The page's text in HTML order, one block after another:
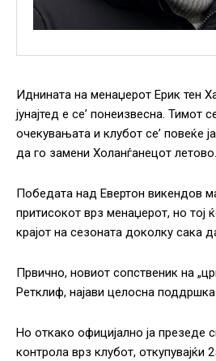
Иднината на менаџерот Ерик тен
јунајтед е се’ понеизвесна. Тимот
очекувањата и клубот се’ повеќе
да го замени Холанѓанецот летово.
Победата над Евертон викендов
притисокот врз менаџерот, но тој
крајот на сезоната доколку сака
Првично, новиот сопственик на
Ретклиф, најави целосна поддршка
Но откако официјално ја презеде
контрола врз клубот, откупувајќи